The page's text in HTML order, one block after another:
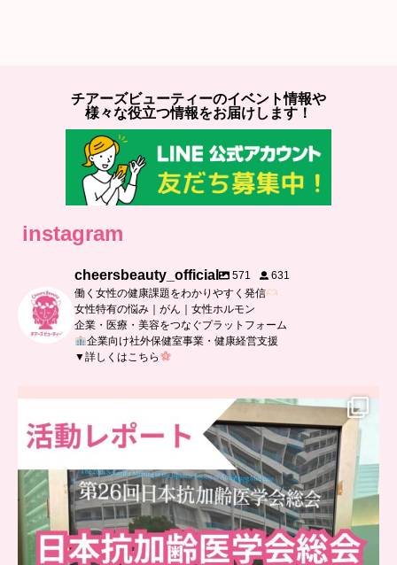
チアーズビューティーのイベント情報や
様々な役立つ情報をお届けします！
instagram
cheersbeauty_official 571
631
働く女性の健康課題をわかりやすく発信
女性特有の悩み｜がん｜女性ホルモン
企業・医療・美容をつなぐプラットフォーム
企業向け社外保健室事業・健康経営支援
▼詳しくはこちら
..
日本抗加齢医学会に参加しました
0